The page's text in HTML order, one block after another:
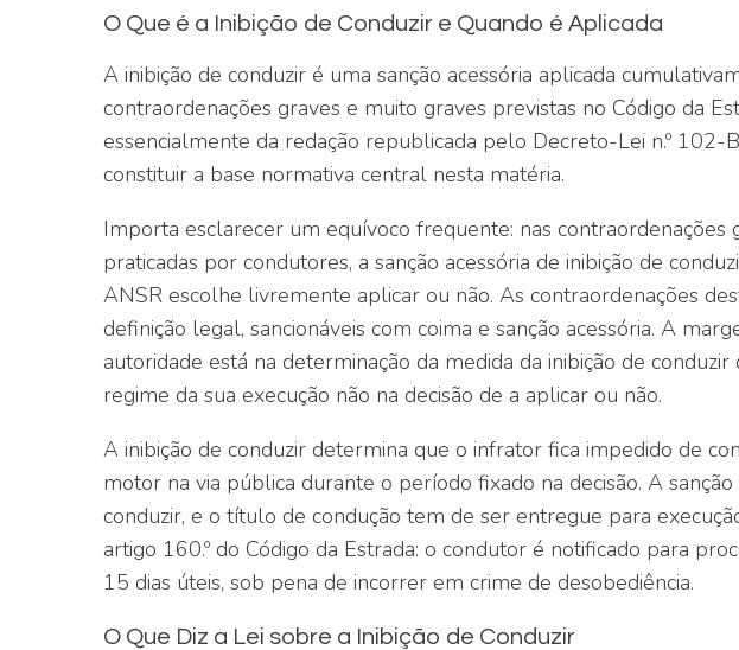
O Que é a Inibição de Conduzir e Quando é Aplicada
A inibição de conduzir é uma sanção acessória aplicada
contraordenações graves e muito graves previstas no Código da
essencialmente da redação republicada pelo Decreto-Lei n.º 102-
constituir a base normativa central nesta matéria.
Importa esclarecer um equívoco frequente: nas contraordenações
praticadas por condutores, a sanção acessória de inibição de
ANSR escolhe livremente aplicar ou não. As contraordenações
definição legal, sancionáveis com coima e sanção acessória. A
autoridade está na determinação da medida da inibição de
regime da sua execução não na decisão de a aplicar ou não.
A inibição de conduzir determina que o infrator fica impedido de
motor na via pública durante o período fixado na decisão. A
conduzir, e o título de condução tem de ser entregue para
artigo 160.º do Código da Estrada: o condutor é notificado para
15 dias úteis, sob pena de incorrer em crime de desobediência.
O Que Diz a Lei sobre a Inibição de Conduzir